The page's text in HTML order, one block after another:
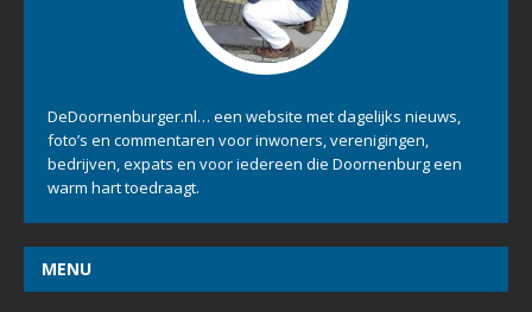
DeDoornenburger.nl… een website met dagelijks nieuws,
foto’s en commentaren voor inwoners, verenigingen,
bedrijven, expats en voor iedereen die Doornenburg een
warm hart toedraagt.
MENU